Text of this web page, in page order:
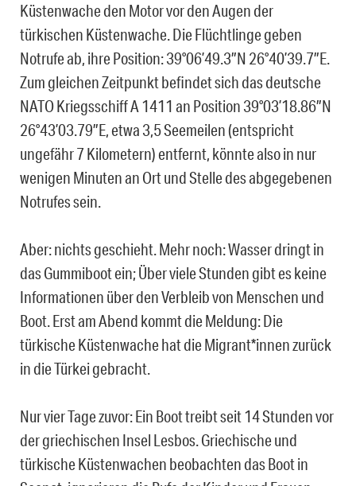
Küstenwache den Motor vor den Augen der
türkischen Küstenwache. Die Flüchtlinge geben
Notrufe ab, ihre Position: 39°06’49.3″N 26°40’39.7″E.
Zum gleichen Zeitpunkt befindet sich das deutsche
NATO Kriegsschiff A 1411 an Position 39°03’18.86″N
26°43’03.79″E, etwa 3,5 Seemeilen (entspricht
ungefähr 7 Kilometern) entfernt, könnte also in nur
wenigen Minuten an Ort und Stelle des abgegebenen
Notrufes sein.
Aber: nichts geschieht. Mehr noch: Wasser dringt in
das Gummiboot ein; Über viele Stunden gibt es keine
Informationen über den Verbleib von Menschen und
Boot. Erst am Abend kommt die Meldung: Die
türkische Küstenwache hat die Migrant*innen zurück
in die Türkei gebracht.
Nur vier Tage zuvor: Ein Boot treibt seit 14 Stunden vor
der griechischen Insel Lesbos. Griechische und
türkische Küstenwachen beobachten das Boot in